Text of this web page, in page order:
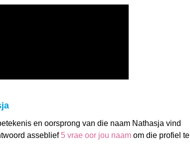
en oorsprong van die naam Nathasja vind
asseblief 5 vrae oor jou naamom die profiel te